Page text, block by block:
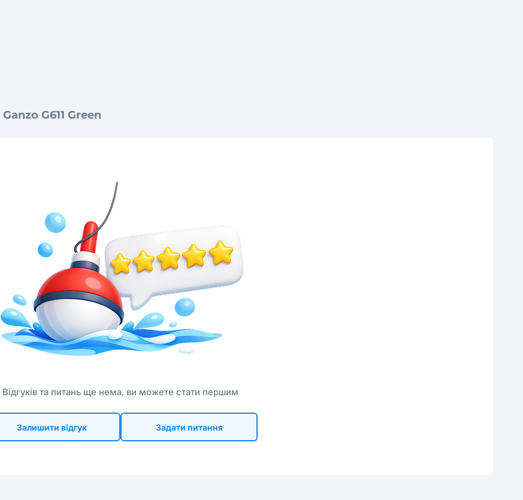
G611 Green
Відгуків та питань ще нема, ви можете стати першим
Залишити відгук Задати питання